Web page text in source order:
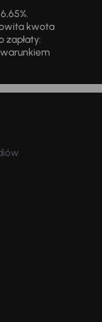
kwota
zapłaty:
warunkiem